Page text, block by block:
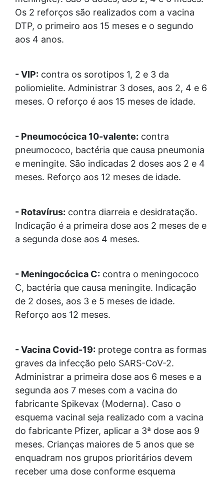
Os 2 reforços são realizados com a vacina
DTP, o primeiro aos 15 meses e o segundo
aos 4 anos.
- VIP: contra os sorotipos 1, 2 e 3 da
poliomielite. Administrar 3 doses, aos 2, 4 e 6
meses. O reforço é aos 15 meses de idade.
- Pneumocócica 10-valente: contra
pneumococo, bactéria que causa pneumonia
e meningite. São indicadas 2 doses aos 2 e 4
meses. Reforço aos 12 meses de idade.
- Rotavírus: contra diarreia e desidratação.
Indicação é a primeira dose aos 2 meses de e
a segunda dose aos 4 meses.
- Meningocócica C: contra o meningococo
C, bactéria que causa meningite. Indicação
de 2 doses, aos 3 e 5 meses de idade.
Reforço aos 12 meses.
- Vacina Covid-19: protege contra as formas
graves da infecção pelo SARS-CoV-2.
Administrar a primeira dose aos 6 meses e a
segunda aos 7 meses com a vacina do
fabricante Spikevax (Moderna). Caso o
esquema vacinal seja realizado com a vacina
do fabricante Pfizer, aplicar a 3ª dose aos 9
meses. Crianças maiores de 5 anos que se
enquadram nos grupos prioritários devem
receber uma dose conforme esquema